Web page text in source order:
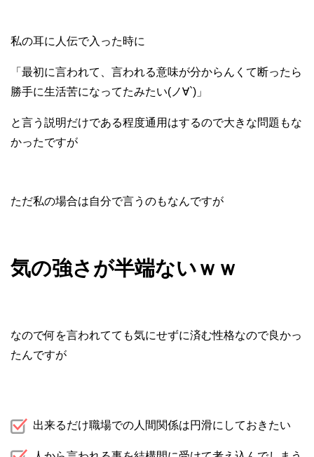
私の耳に人伝で入った時に
「最初に言われて、言われる意味が分からんくて断ったら
勝手に生活苦になってたみたい(ノ∀`)」
と言う説明だけである程度通用はするので大きな問題もな
かったですが
ただ私の場合は自分で言うのもなんですが
気の強さが半端ないｗｗ
なので何を言われてても気にせずに済む性格なので良かっ
たんですが
出来るだけ職場での人間関係は円滑にしておきたい